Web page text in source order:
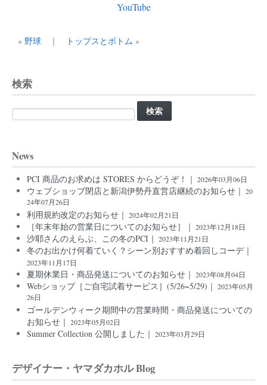
YouTube
« 野球 ｜ トップスとボトム »
検索
検
索:
News
PCI 商品のお求めは STORES からどうぞ！｜ 2026年03月06日
ウェブショップ閉店と新潟伊勢丹直営店継続のお知らせ｜ 20
24年07月26日
利用規約改定のお知らせ｜ 2024年02月21日
［年末年始の営業日についてのお知らせ］｜ 2023年12月18日
沙耶さんのえらぶ、この冬のPCI｜ 2023年11月21日
冬のお出かけ何着ていく？シーン別おすすめ着回しコーデ｜
2023年11月17日
夏期休業日・商品発送についてのお知らせ｜ 2023年08月04日
Webショップ［ご自宅試着サービス］(5/26~5/29)｜ 2023年05月
26日
ゴールデンウィーク期間中の営業時間・商品発送についての
お知らせ｜ 2023年05月02日
Summer Collection 公開しました｜ 2023年03月29日
デザイナー・ヤマダカホル Blog